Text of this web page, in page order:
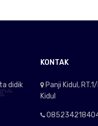
didik
KONTAK
Panji Kidul, RT.1/
Kidul